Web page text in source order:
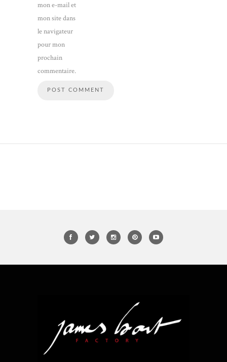
mon e-mail et
mon site dans
le navigateur
pour mon
prochain
commentaire.